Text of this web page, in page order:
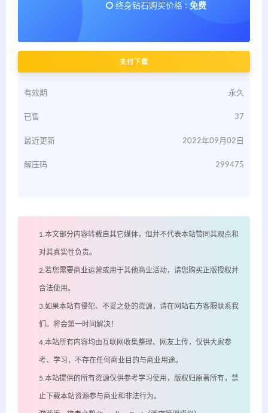
终身钻石购买价格 : 免费
支付下载
有效期 永久
已售 37
最近更新 2022年09月02日
解压码 299475
1.本文部分内容转载自其它媒体，但并不代表本站赞同其观点和
对其真实性负责。
2.若您需要商业运营或用于其他商业活动，请您购买正版授权并
合法使用。
3.如果本站有侵犯、不妥之处的资源，请在网站右方客服联系我
们。将会第一时间解决！
4.本站所有内容均由互联网收集整理、网友上传，仅供大家参
考、学习，不存在任何商业目的与商业用途。
5.本站提供的所有资源仅供参考学习使用，版权归原著所有，禁
止下载本站资源参与商业和非法行为。